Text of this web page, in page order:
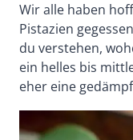
Wir alle haben
Pistazien
du verstehen,
ein helles bis
eher eine